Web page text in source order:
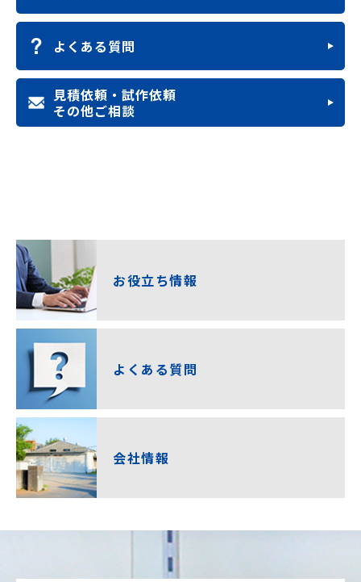
よくある質問
見積依頼・試作依頼
その他ご相談
お役立ち情報
よくある質問
会社情報